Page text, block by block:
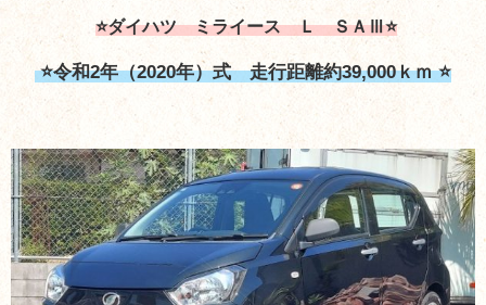
⭐ダイハツ ミライース Ｌ ＳＡⅢ⭐
⭐令和2年（2020年）式 走行距離約39,000ｋｍ ⭐